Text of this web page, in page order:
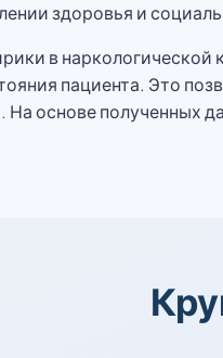
здоровья и
в наркологической
пациента. Это
На основе полученных